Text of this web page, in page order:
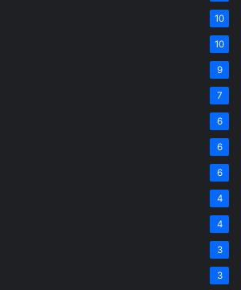
10
10
9
7
6
6
6
4
4
3
3